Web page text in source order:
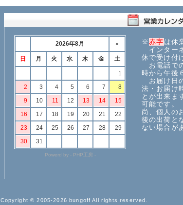
※赤字は休
インター
休で受け付
お電話で
時から午後
お届け日
法・お届け
とが出来ま
可能です。
尚、個人の
後の出荷と
ない場合が
Copyright © 2005-2026 bungoff All rights reserved.